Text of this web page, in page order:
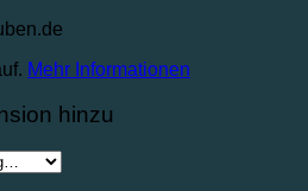
Mehr Informationen
hinzu